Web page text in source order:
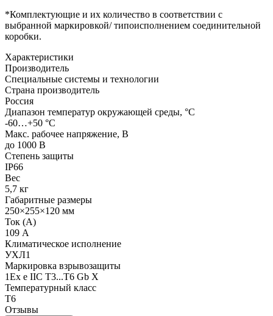
*Комплектующие и их количество в соответствии с
выбранной маркировкой/ типоисполнением соединительной
коробки.
Характеристики
Производитель
Специальные системы и технологии
Страна производитель
Россия
Диапазон температур окружающей среды, °С
-60…+50 °С
Макс. рабочее напряжение, В
до 1000 В
Степень защиты
IP66
Вес
5,7 кг
Габаритные размеры
250×255×120 мм
Ток (А)
109 А
Климатическое исполнение
УХЛ1
Маркировка взрывозащиты
1Ex e IIC T3...T6 Gb X
Температурный класс
Т6
Отзывы